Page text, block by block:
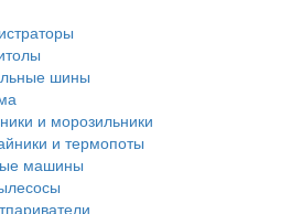
шины
и морозильники
и термопоты
машины